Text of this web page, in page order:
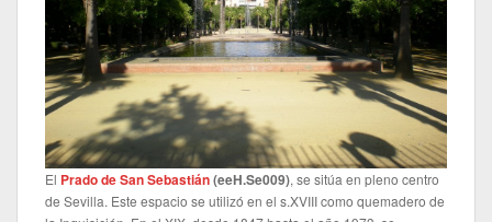
El Prado de San Sebastián(eeH.Se009), se sitúa en pleno centro
de Sevilla. Este espacio se utilizó en el s.XVIII como quemadero de